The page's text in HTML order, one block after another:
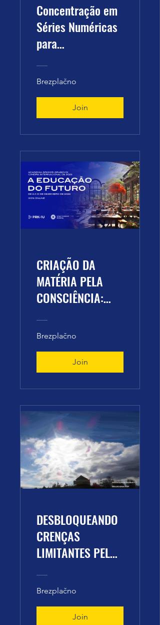
Concentração em
Séries Numéricas
para
um Propósito
Brezplačno
Join
CRIAÇÃO DA
MATÉRIA PELA
CONSCIÊNCIA:
EXPERIÊNCIAS
Brezplačno
Join
DESBLOQUEANDO
CRENÇAS
LIMITANTES PELAS
NUMÉRICAS
Brezplačno
Join